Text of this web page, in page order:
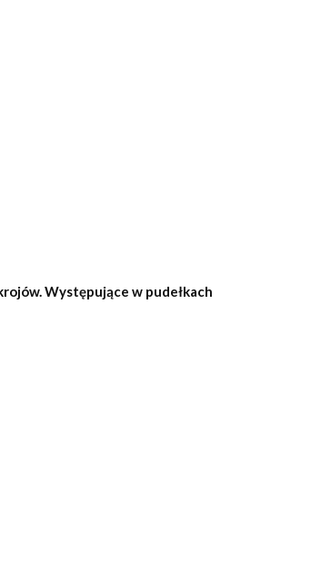
Występujące w pudełkach